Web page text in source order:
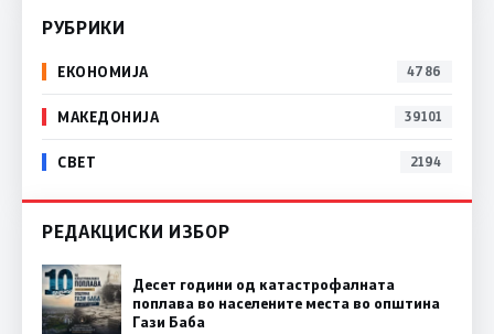
РУБРИКИ
ЕКОНОМИЈА 4786
МАКЕДОНИЈА 39101
СВЕТ 2194
РЕДАКЦИСКИ ИЗБОР
Десет години од катастрофалната
поплава во населените места во општина
Гази Баба